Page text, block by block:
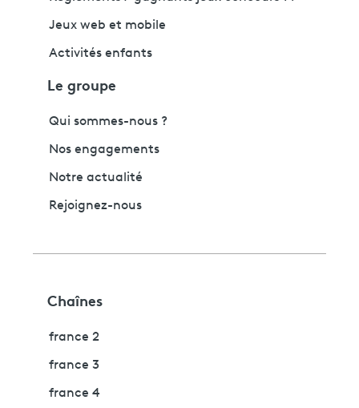
Jeux web et mobile
Activités enfants
Le groupe
Qui sommes-nous ?
Nos engagements
Notre actualité
Rejoignez-nous
Chaînes
france 2
france 3
france 4